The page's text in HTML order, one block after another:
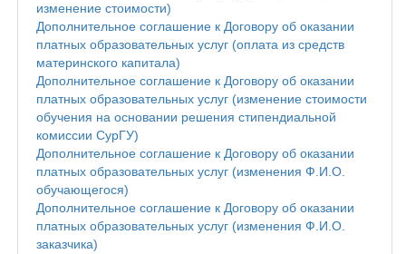
изменение стоимости)
Дополнительное соглашение к Договору об оказании
платных образовательных услуг (оплата из средств
материнского капитала)
Дополнительное соглашение к Договору об оказании
платных образовательных услуг (изменение стоимости
обучения на основании решения стипендиальной
комиссии СурГУ)
Дополнительное соглашение к Договору об оказании
платных образовательных услуг (изменения Ф.И.О.
обучающегося)
Дополнительное соглашение к Договору об оказании
платных образовательных услуг (изменения Ф.И.О.
заказчика)